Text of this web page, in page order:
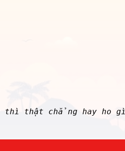
thật chẳng hay ho gì